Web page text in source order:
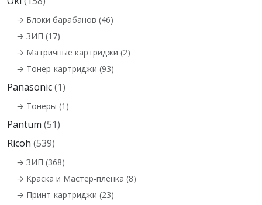
→ Блоки барабанов (46)
→ ЗИП (17)
→ Матричные картриджи (2)
→ Тонер-картриджи (93)
Panasonic(1)
→ Тонеры (1)
Pantum (51)
Ricoh (539)
→ ЗИП (368)
→ Краска и Мастер-пленка (8)
→ Принт-картриджи (23)